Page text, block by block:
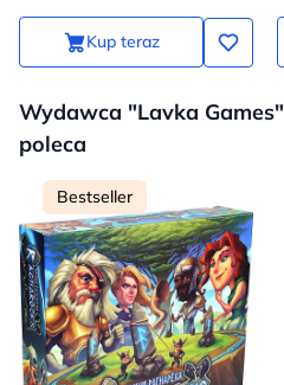
Kup teraz
Wydawca "Lavka Games"
poleca
Bestseller